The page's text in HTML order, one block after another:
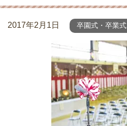
2017年2月1日 卒園式・卒業式